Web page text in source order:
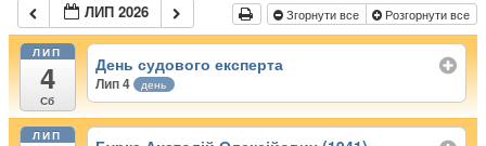
ЛИП 2026 Згорнути все Розгорнути все
ЛИП
4
Сб
День судового експерта
Лип 4 день
ЛИП